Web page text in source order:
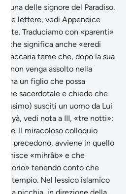
è una delle signore del Paradiso.
lettere, vedi Appendice
note. Traduciamo con «parenti»
che significa anche «eredi
Zaccaria teme che, dopo la sua
non venga assolto nella
ha un figlio che possa
sacerdotale e chiede che
susciti un uomo da Lui
vedi nota a III, «tre notti»:
II miracoloso colloquio
precedono, avviene in quello
«mihrâb» e che
tenendo conto che
tempio. Nel lessico islamico